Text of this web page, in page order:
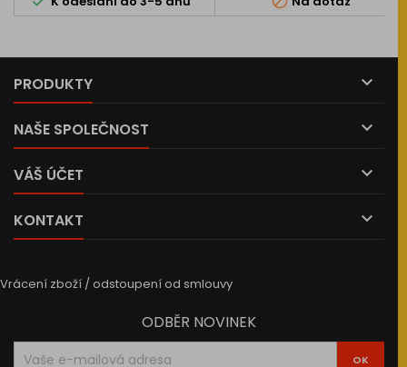
PRODUKTY 
NAŠE SPOLEČNOST 
VÁŠ ÚČET 
KONTAKT 
Vrácení zboží / odstoupení od smlouvy
ODBĚR NOVINEK